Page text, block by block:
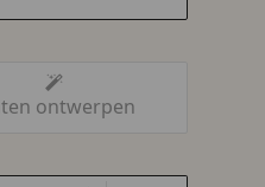
ontwerpen